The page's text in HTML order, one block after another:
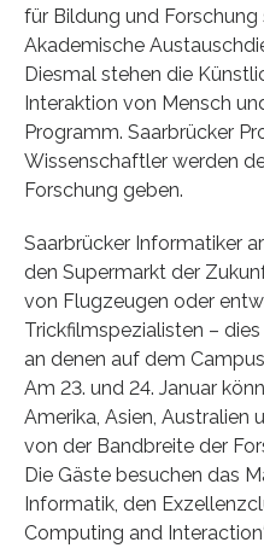
für Bildung und
Akademische
Diesmal stehen die
Interaktion von Mensch
Programm. Saarbrücker
Wissenschaftler werden
Forschung geben.
Saarbrücker Informatiker
den Supermarkt der
von Flugzeugen oder
Trickfilmspezialisten – dies
an denen auf dem
Am 23. und 24. Januar
Amerika, Asien, Australien
von der Bandbreite der
Die Gäste besuchen das
Informatik, den
Computing and